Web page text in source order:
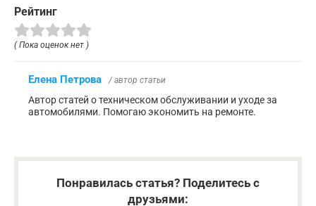
Рейтинг
( Пока оценок нет )
Елена Петрова / автор статьи
Автор статей о техническом обслуживании и уходе за
автомобилями. Помогаю экономить на ремонте.
Понравилась статья? Поделитесь с
друзьями: